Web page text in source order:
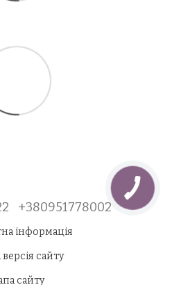
+380951778002
інформація
сайту
сайту